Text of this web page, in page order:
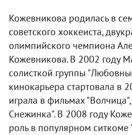
Кожевникова родилась в
советского хоккеиста,
олимпийского чемпиона
Кожевникова. В 2002 году
солисткой группы
кинокарьера стартовала в
играла в фильмах
Снежинка". В 2008 году
роль в популярном ситкоме